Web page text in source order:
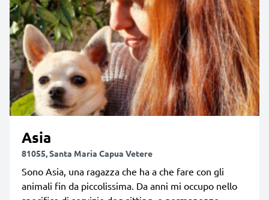
Asia
81055, Santa Maria Capua Vetere
Sono Asia, una ragazza che ha a che fare con gli
animali fin da piccolissima. Da anni mi occupo nello